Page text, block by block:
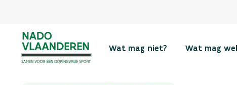
Wat mag niet? Wat mag